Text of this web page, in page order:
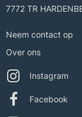
7772 TR
Neem contact op
Over ons
Instagram
Facebook